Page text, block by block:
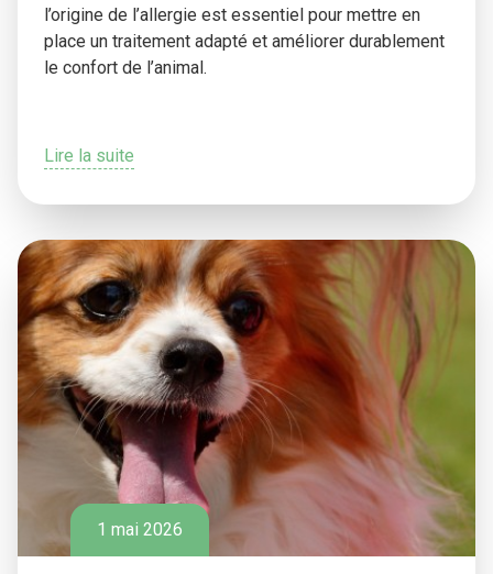
l’origine de l’allergie est essentiel pour mettre en
place un traitement adapté et améliorer durablement
le confort de l’animal.
Lire la suite
1 mai 2026